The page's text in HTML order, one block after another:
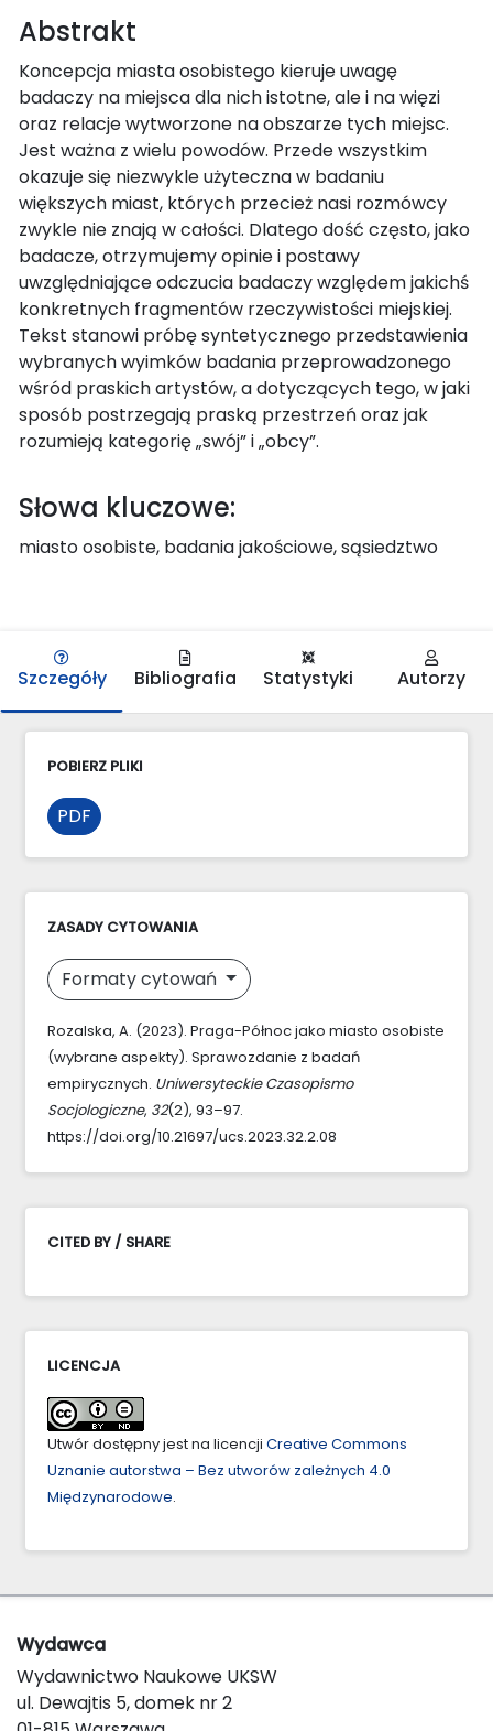
Abstrakt
Koncepcja miasta osobistego kieruje uwagę
badaczy na miejsca dla nich istotne, ale i na więzi
oraz relacje wytworzone na obszarze tych miejsc.
Jest ważna z wielu powodów. Przede wszystkim
okazuje się niezwykle użyteczna w badaniu
większych miast, których przecież nasi rozmówcy
zwykle nie znają w całości. Dlatego dość często, jako
badacze, otrzymujemy opinie i postawy
uwzględniające odczucia badaczy względem jakichś
konkretnych fragmentów rzeczywistości miejskiej.
Tekst stanowi próbę syntetycznego przedstawienia
wybranych wyimków badania przeprowadzonego
wśród praskich artystów, a dotyczących tego, w jaki
sposób postrzegają praską przestrzeń oraz jak
rozumieją kategorię „swój” i „obcy”.
Słowa kluczowe:
miasto osobiste, badania jakościowe, sąsiedztwo
Szczegóły Bibliografia Statystyki Autorzy
POBIERZ PLIKI
PDF
ZASADY CYTOWANIA
Formaty cytowań
Rozalska, A. (2023). Praga-Północ jako miasto osobiste
(wybrane aspekty). Sprawozdanie z badań
empirycznych. Uniwersyteckie Czasopismo
Socjologiczne, 32(2), 93–97.
https://doi.org/10.21697/ucs.2023.32.2.08
CITED BY / SHARE
LICENCJA
Utwór dostępny jest na licencji Creative Commons
Uznanie autorstwa – Bez utworów zależnych 4.0
Międzynarodowe.
Wydawca
Wydawnictwo Naukowe UKSW
ul. Dewajtis 5, domek nr 2